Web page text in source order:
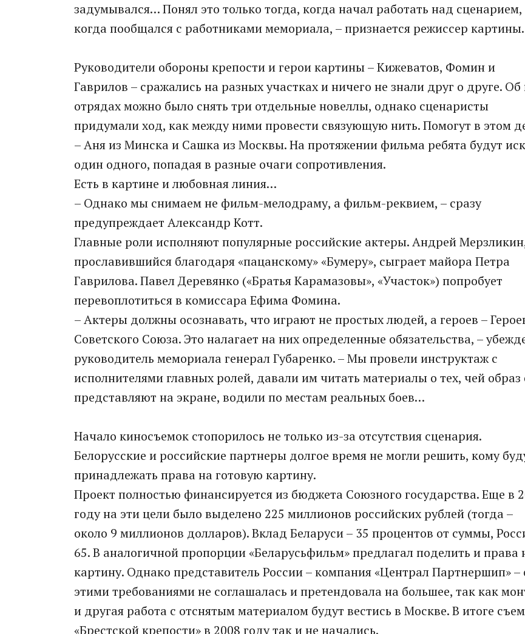
задумывался… Понял это только тогда, когда начал работать над сценарием,
когда пообщался с работниками мемориала, – признается режиссер картины.
Руководители обороны крепости и герои картины – Кижеватов, Фомин и
Гаврилов – сражались на разных участках и ничего не знали друг о друге. Об
отрядах можно было снять три отдельные новеллы, однако сценаристы
придумали ход, как между ними провести связующую нить. Помогут в этом
– Аня из Минска и Сашка из Москвы. На протяжении фильма ребята будут
один одного, попадая в разные очаги сопротивления.
Есть в картине и любовная линия…
– Однако мы снимаем не фильм-мелодраму, а фильм-реквием, – сразу
предупреждает Александр Котт.
Главные роли исполняют популярные российские актеры. Андрей
прославившийся благодаря «пацанскому» «Бумеру», сыграет майора Петра
Гаврилова. Павел Деревянко («Братья Карамазовы», «Участок») попробует
перевоплотиться в комиссара Ефима Фомина.
– Актеры должны осознавать, что играют не простых людей, а героев –
Советского Союза. Это налагает на них определенные обязательства, –
руководитель мемориала генерал Губаренко. – Мы провели инструктаж с
исполнителями главных ролей, давали им читать материалы о тех, чей образ
представляют на экране, водили по местам реальных боев…
Начало киносъемок стопорилось не только из-за отсутствия сценария.
Белорусские и российские партнеры долгое время не могли решить, кому
принадлежать права на готовую картину.
Проект полностью финансируется из бюджета Союзного государства. Еще в
году на эти цели было выделено 225 миллионов российских рублей (тогда –
около 9 миллионов долларов). Вклад Беларуси – 35 процентов от суммы,
65. В аналогичной пропорции «Беларусьфильм» предлагал поделить и права
картину. Однако представитель России – компания «Централ Партнершип» –
этими требованиями не соглашалась и претендовала на большее, так как
и другая работа с отснятым материалом будут вестись в Москве. В итоге
«Брестской крепости» в 2008 году так и не начались.